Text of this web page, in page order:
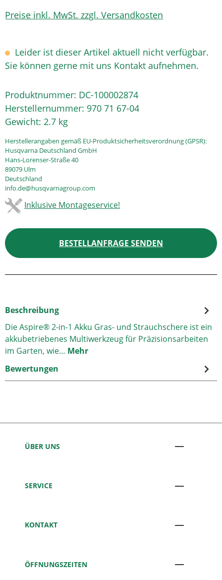
Preise inkl. MwSt. zzgl. Versandkosten
Leider ist dieser Artikel aktuell nicht verfügbar.
Sie können gerne mit uns Kontakt aufnehmen.
Produktnummer: DC-100002874
Herstellernummer: 970 71 67-04
Gewicht: 2.7 kg
Herstellerangaben gemäß EU-Produktsicherheitsverordnung (GPSR):
Husqvarna Deutschland GmbH
Hans-Lorenser-Straße 40
89079 Ulm
Deutschland
info.de@husqvarnagroup.com
Inklusive Montageservice!
BESTELLANFRAGE SENDEN
Beschreibung
Die Aspire® 2-in-1 Akku Gras- und Strauchschere ist ein
akkubetriebenes Multiwerkzeug für Präzisionsarbeiten
im Garten, wie… Mehr
Bewertungen
ÜBER UNS
SERVICE
KONTAKT
ÖFFNUNGSZEITEN